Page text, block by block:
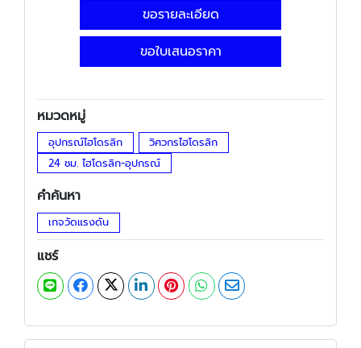
ขอรายละเอียด
ขอใบเสนอราคา
หมวดหมู่
อุปกรณ์ไฮโดรลิก
วิศวกรไฮโดรลิก
24 ชม. ไฮโดรลิก-อุปกรณ์
คำค้นหา
เกจวัดแรงดัน
แชร์